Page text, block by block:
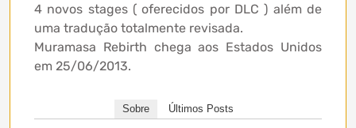
4 novos stages ( oferecidos por DLC ) além de
uma tradução totalmente revisada.
Muramasa Rebirth chega aos Estados Unidos
em 25/06/2013.
Sobre Últimos Posts